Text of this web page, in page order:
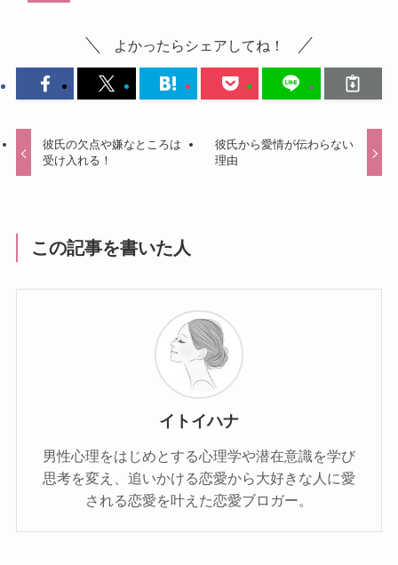
よかったらシェアしてね！
彼氏の欠点や嫌なところは
受け入れる！
彼氏から愛情が伝わらない
理由
この記事を書いた人
イトイハナ
男性心理をはじめとする心理学や潜在意識を学び
思考を変え、追いかける恋愛から大好きな人に愛
される恋愛を叶えた恋愛ブロガー。